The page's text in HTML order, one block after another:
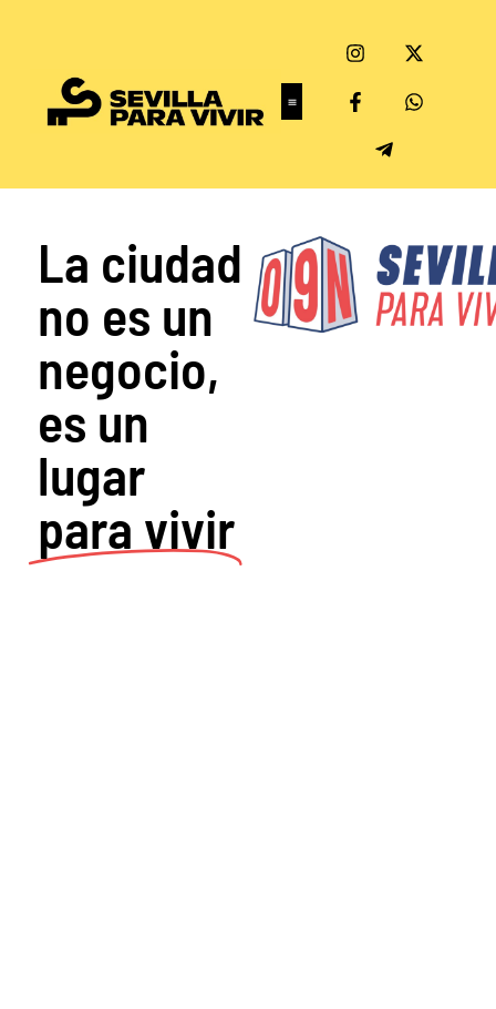
La ciudad
no es un
negocio,
es un
lugar
para vivir